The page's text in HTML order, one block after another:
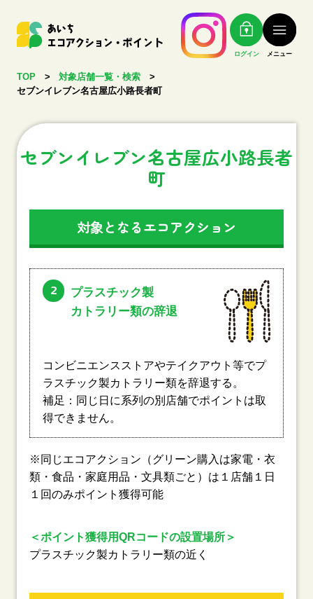
ログイン メニュー
TOP > 対象店舗一覧・検索
>
セブンイレブン名古屋広小路長者町
セブンイレブン名古屋広小路長者
町
対象となるエコアクション
2
プラスチック製
カトラリー類の辞退
コンビニエンスストアやテイクアウト等でプ
ラスチック製カトラリー類を辞退する。
補足：同じ日に系列の別店舗でポイントは取
得できません。
※同じエコアクション（グリーン購入は家電・衣
類・食品・家庭用品・文具類ごと）は１店舗１日
１回のみポイント獲得可能
＜ポイント獲得用QRコードの設置場所＞
プラスチック製カトラリー類の近く